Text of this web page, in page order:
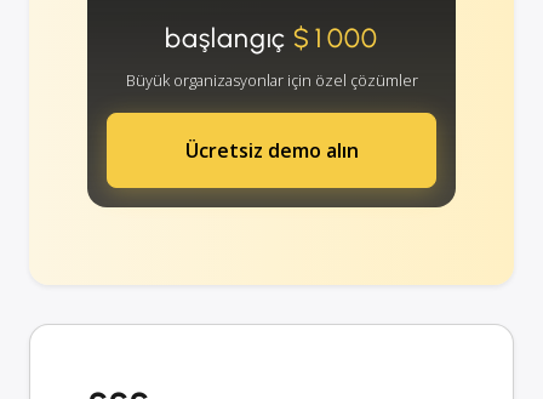
başlangıç$1000
Büyük organizasyonlar için özel çözümler
Ücretsiz demo alın